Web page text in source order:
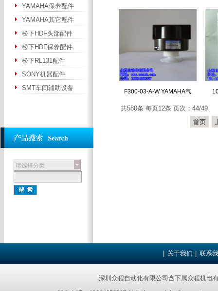
F300-03-A-W YAMAHA气
共580条 每页12条 页次：44/49
首页
请选择分类
YAMAHA保养配件
YAMAHA其它配件
松下HDF头部配件
松下HDF保养配件
松下RL131配件
SONY机器配件
SMT车间辅助设备
关于我们 联系
深圳众程自动化有限公司含下属众程机电